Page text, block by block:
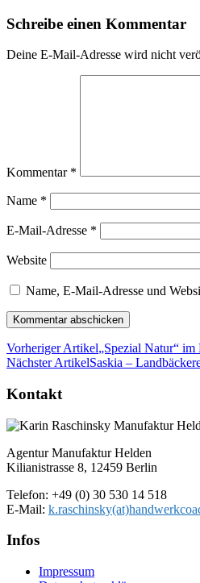
Schreibe einen Kommentar
Deine E-Mail-Adresse wird nicht
Kommentar *
Name *
E-Mail-Adresse *
Website
Name, E-Mail-Adresse und
Vorheriger Artikel„Spezial Natur“
Nächster ArtikelSaskia –
Kontakt
Agentur Manufaktur Helden
Kilianistrasse 8, 12459 Berlin
Telefon: +49 (0) 30 530 14 518
E-Mail:
Infos
Impressum